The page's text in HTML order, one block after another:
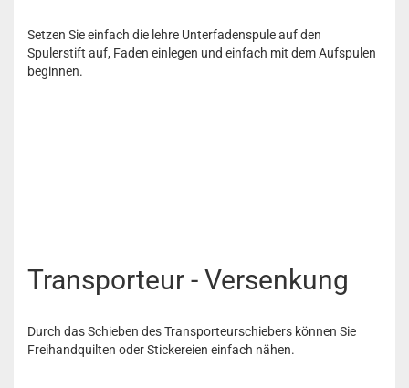
Setzen Sie einfach die lehre Unterfadenspule auf den
Spulerstift auf, Faden einlegen und einfach mit dem Aufspulen
beginnen.
Transporteur - Versenkung
Durch das Schieben des Transporteurschiebers können Sie
Freihandquilten oder Stickereien einfach nähen.